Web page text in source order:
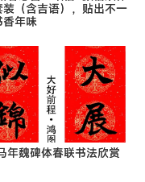
装（含吉语），贴出不一
香年味
年魏碑体春联书法欣赏